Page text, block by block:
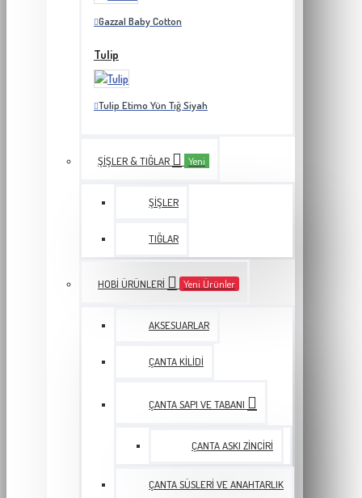
Gazzal Baby Cotton
Tulip
Tulip Etimo Yün Tığ Siyah
ŞIŞLER & TIĞLAR Yeni
ŞIŞLER
TIĞLAR
HOBI ÜRÜNLERI Yeni Ürünler
AKSESUARLAR
ÇANTA KILIDI
ÇANTA SAPI VE TABANI
ÇANTA ASKI ZINCIRI
ÇANTA SÜSLERI VE ANAHTARLIK